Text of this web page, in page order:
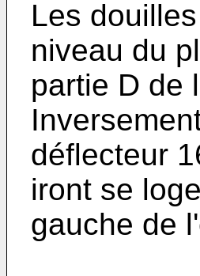
Les
niveau du
partie D de
déflecteur
iront se
gauche de